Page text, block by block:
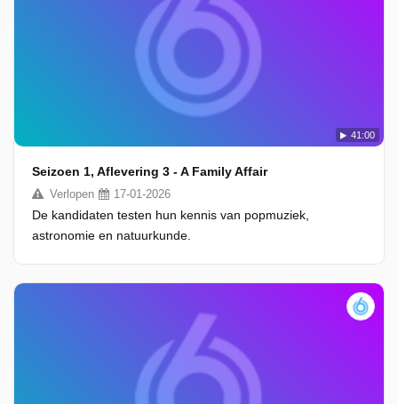
41:00
Seizoen 1, Aflevering 3 - A Family Affair
Verlopen 17-01-2026
De kandidaten testen hun kennis van popmuziek,
astronomie en natuurkunde.